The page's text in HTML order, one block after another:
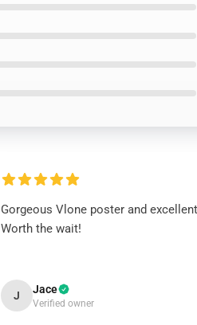
Gorgeous Vlone poster and
Worth the wait!
J Jace
Verified owner